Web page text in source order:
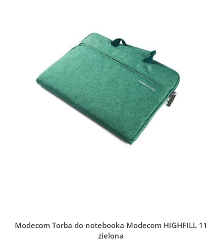
Modecom Torba do notebooka Modecom HIGHFILL 11
zielona